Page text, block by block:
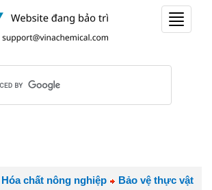
Toggle
Hóa chất nông nghiệp Bảo vệ thực vật